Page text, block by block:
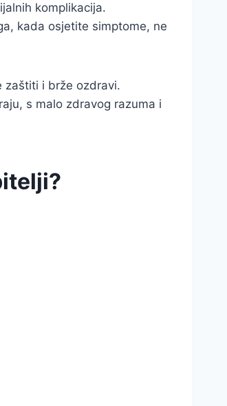
komplikacija.
kada osjetite simptome, ne
zaštiti i brže ozdravi.
s malo zdravog razuma i